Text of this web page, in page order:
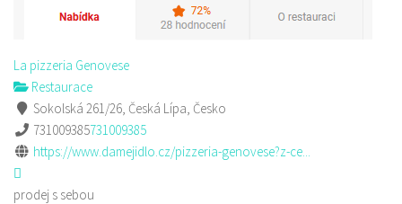
La pizzeria Genovese
Restaurace
Sokolská 261/26, Česká Lípa, Česko
731009385731009385
https://www.damejidlo.cz/pizzeria-genovese?z-ce...
prodej s sebou